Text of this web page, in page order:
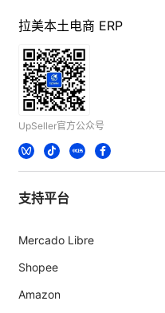
拉美本土电商 ERP
UpSeller官方公众号
支持平台
Mercado Libre
Shopee
Amazon